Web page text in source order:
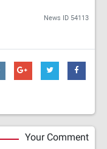
News ID 54113
Your Comment